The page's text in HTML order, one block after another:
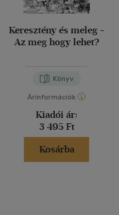
Keresztény és meleg -
Az meg hogy lehet?
Könyv
Árinformációk
Kiadói ár:
3 495 Ft
Kosárba